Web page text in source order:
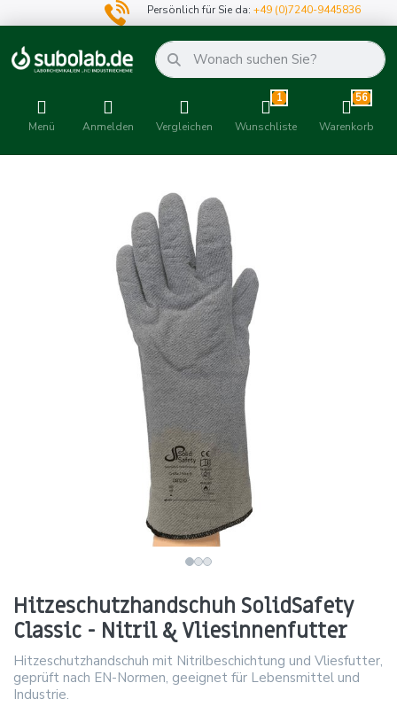
Persönlich für Sie da:+49 (0)7240-9445836
Menü Anmelden Vergleichen
1
Wunschliste
56
Warenkorb
Hitzeschutzhandschuh SolidSafety
Classic - Nitril & Vliesinnenfutter
Hitzeschutzhandschuh mit Nitrilbeschichtung und Vliesfutter,
geprüft nach EN-Normen, geeignet für Lebensmittel und
Industrie.